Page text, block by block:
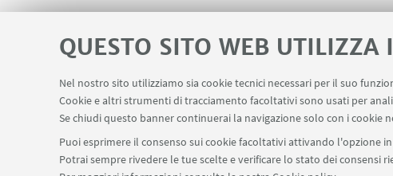
QUESTO SITO WEB UTILIZZA
Nel nostro sito utilizziamo sia cookie tecnici necessari per il suo
Cookie e altri strumenti di tracciamento facoltativi sono usati per
Se chiudi questo banner continuerai la navigazione solo con i cookie
Puoi esprimere il consenso sui cookie facoltativi attivando l'opzione
Potrai sempre rivedere le tue scelte e verificare lo stato dei